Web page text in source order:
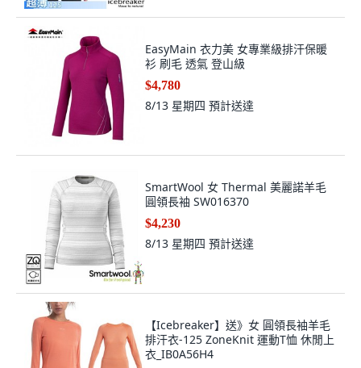
EasyMain 衣力美 女專業級排汗保暖
衫 刷毛 透氣 登山級
$4,780
8/13 星期四 預計送達
SmartWool 女 Thermal 美麗諾羊毛
圓領長袖 SW016370
$4,230
8/13 星期四 預計送達
【Icebreaker】送》女 圓領長袖羊毛
排汗衣-125 ZoneKnit 運動T恤 休閒上
衣_IB0A56H4